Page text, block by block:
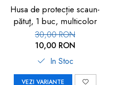
dopuri de urechi
Produse îngrijire copii
Igiena copii
Husa de protecție scaun-
pătuț, 1 buc, multicolor
30,00 RON
10,00 RON
In Stoc
VEZI VARIANTE